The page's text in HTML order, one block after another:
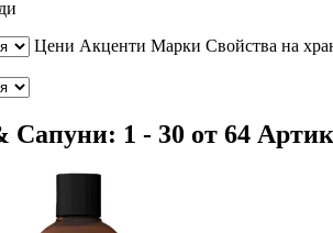
Цени Акценти Марки Свойства на
1 - 30 от 64